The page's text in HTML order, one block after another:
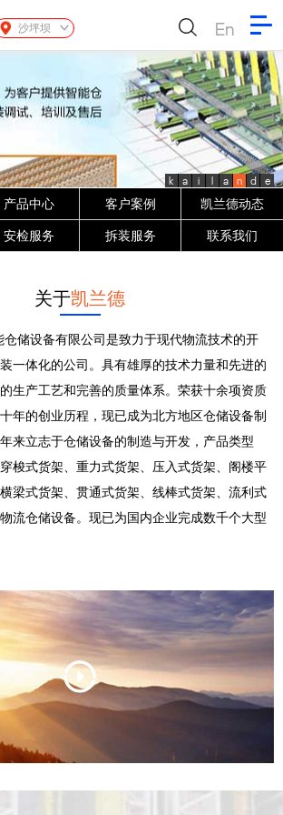
沙坪坝 En
k a i l a n d e
产品中心 客户案例 凯兰德动态
安检服务 拆装服务 联系我们
关于凯兰德
设备有限公司是致力于现代物流技术的开
一体化的公司。具有雄厚的技术力量和先进的
生产工艺和完善的质量体系。荣获十余项资质
年的创业历程，现已成为北方地区仓储设备制
来立志于仓储设备的制造与开发，产品类型
梭式货架、重力式货架、压入式货架、阁楼平
梁式货架、贯通式货架、线棒式货架、流利式
流仓储设备。现已为国内企业完成数千个大型